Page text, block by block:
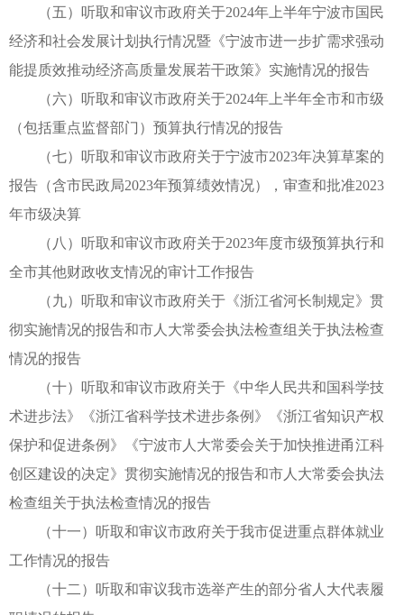
（五）听取和审议市政府关于2024年上半年宁波市国民
经济和社会发展计划执行情况暨《宁波市进一步扩需求强动
能提质效推动经济高质量发展若干政策》实施情况的报告
（六）听取和审议市政府关于2024年上半年全市和市级
（包括重点监督部门）预算执行情况的报告
（七）听取和审议市政府关于宁波市2023年决算草案的
报告（含市民政局2023年预算绩效情况），审查和批准2023
年市级决算
（八）听取和审议市政府关于2023年度市级预算执行和
全市其他财政收支情况的审计工作报告
（九）听取和审议市政府关于《浙江省河长制规定》贯
彻实施情况的报告和市人大常委会执法检查组关于执法检查
情况的报告
（十）听取和审议市政府关于《中华人民共和国科学技
术进步法》《浙江省科学技术进步条例》《浙江省知识产权
保护和促进条例》《宁波市人大常委会关于加快推进甬江科
创区建设的决定》贯彻实施情况的报告和市人大常委会执法
检查组关于执法检查情况的报告
（十一）听取和审议市政府关于我市促进重点群体就业
工作情况的报告
（十二）听取和审议我市选举产生的部分省人大代表履